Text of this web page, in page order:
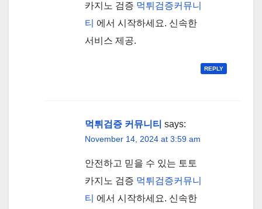
카지노 검증 먹튀검증커뮤니
티 에서 시작하세요. 신속한
서비스 제공.
REPLY
먹튀검증 커뮤니티 says:
November 14, 2024 at 3:59 am
안전하고 믿을 수 있는 토토
카지노 검증 먹튀검증커뮤니
티 에서 시작하세요. 신속한